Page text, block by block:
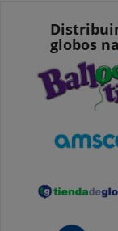
globos